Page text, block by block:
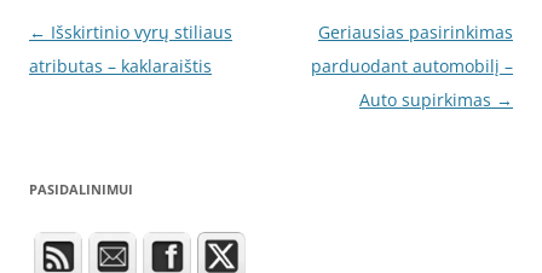
Post
navigation
← Išskirtinio vyrų stiliaus
atributas – kaklaraištis
Geriausias pasirinkimas
parduodant automobilį –
Auto supirkimas →
PASIDALINIMUI